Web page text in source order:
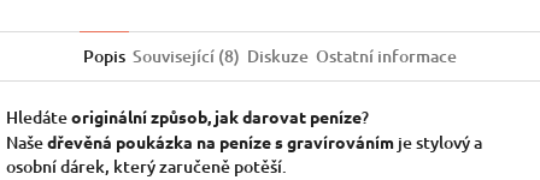
Popis Související (8) Diskuze Ostatní informace
Hledáteoriginální způsob, jak darovat peníze?
Našedřevěná poukázka na peníze s gravírováním je stylový a
osobní dárek, který zaručeně potěší.